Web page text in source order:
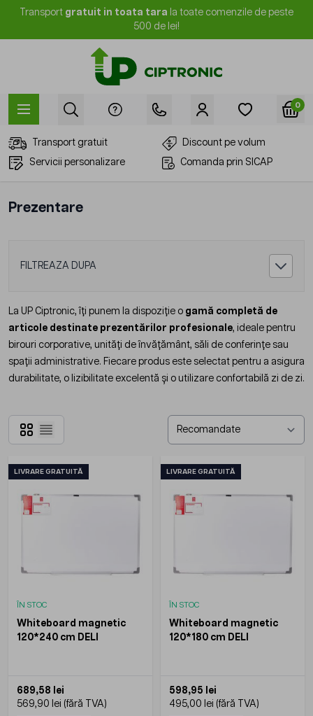
Mergi la Conținut
Transport gratuit in toata tara la toate comenzile de peste
500 de lei!
0
Transport gratuit
Discount pe volum
Servicii personalizare
Comanda prin SICAP
Prezentare
FILTREAZA DUPA
La UP Ciptronic, îți punem la dispoziție o gamă completă de
articole destinate prezentărilor profesionale, ideale pentru
birouri corporative, unități de învățământ, săli de conferințe sau
spații administrative. Fiecare produs este selectat pentru a asigura
durabilitate, o lizibilitate excelentă și o utilizare confortabilă zi de zi.
Grilă
Listă
LIVRARE GRATUITĂ
ÎN STOC
Whiteboard magnetic
120*240 cm DELI
689,58 lei
569,90 lei
LIVRARE GRATUITĂ
ÎN STOC
Whiteboard magnetic
120*180 cm DELI
598,95 lei
495,00 lei